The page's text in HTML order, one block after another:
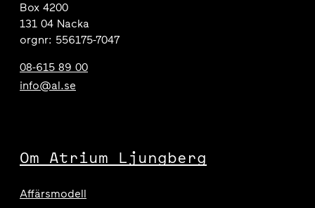
Box 4200
131 04 Nacka
orgnr: 556175-7047
08-615 89 00
info@al.se
Om Atrium Ljungberg
Affärsmodell